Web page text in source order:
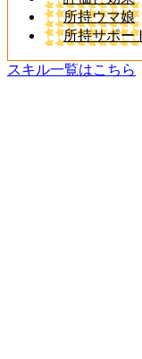
所持ウマ娘
所持サポー
スキル一覧はこちら